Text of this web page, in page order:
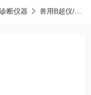
断仪器 兽用B超仪/动物成像设备